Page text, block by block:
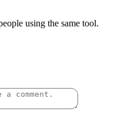
using the same tool.